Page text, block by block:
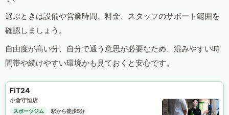
選ぶときは設備や営業時間、料金、スタッフのサポート範囲を
確認しましょう。
自由度が高い分、自分で通う意思が必要なため、混みやすい時
間帯や続けやすい環境かも見ておくと安心です。
FiT24
小倉守恒店
スポーツジム
駅から徒歩5分